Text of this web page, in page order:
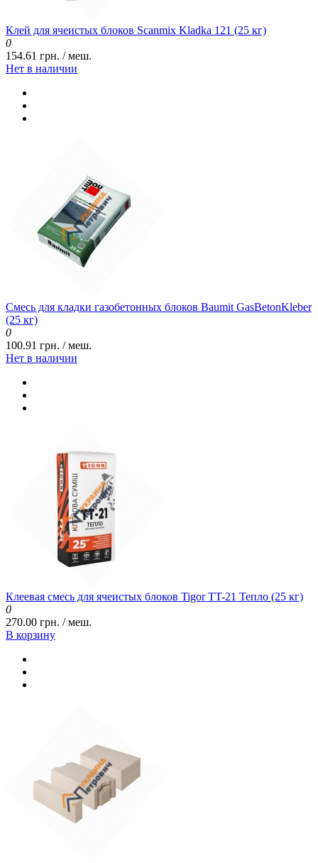
Клей для ячеистых блоков Scanmix Kladka 121 (25 кг)
0
154.61 грн. / меш.
Нет в наличии
Смесь для кладки газобетонных блоков Baumit GasBetonKleber
(25 кг)
0
100.91 грн. / меш.
Нет в наличии
Клеевая смесь для ячеистых блоков Tigor TT-21 Тепло (25 кг)
0
270.00 грн. / меш.
В корзину